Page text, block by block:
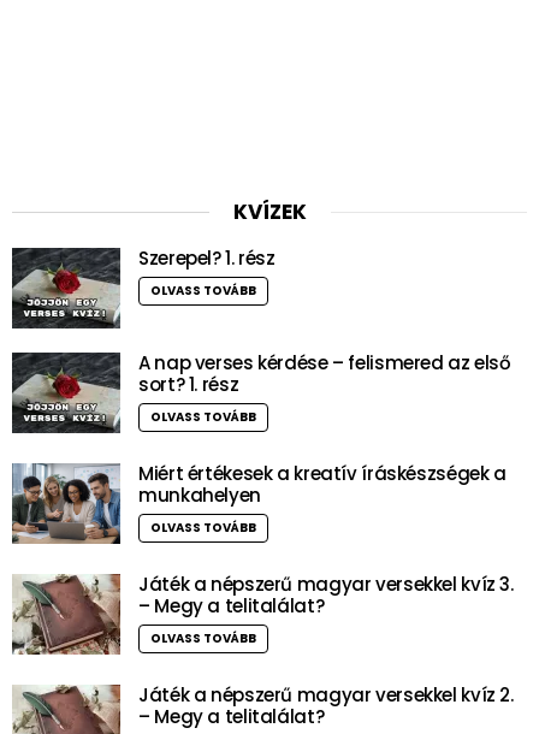
KVÍZEK
Szerepel? 1. rész
OLVASS TOVÁBB
A nap verses kérdése – felismered az első
sort? 1. rész
OLVASS TOVÁBB
Miért értékesek a kreatív íráskészségek a
munkahelyen
OLVASS TOVÁBB
Játék a népszerű magyar versekkel kvíz 3.
– Megy a telitalálat?
OLVASS TOVÁBB
Játék a népszerű magyar versekkel kvíz 2.
– Megy a telitalálat?